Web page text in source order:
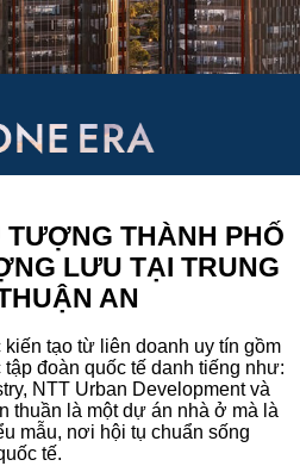
TƯỢNG THÀNH PHỐ
LƯU TẠI TRUNG
AN
tạo từ liên doanh uy tín gồm
đoàn quốc tế danh tiếng như:
NTT Urban Development và
thuần là một dự án nhà ở mà là
mẫu, nơi hội tụ chuẩn sống
tế.